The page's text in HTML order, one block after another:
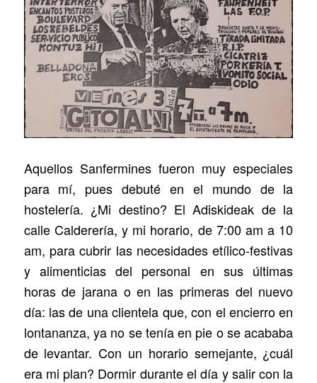
Aquellos Sanfermines fueron muy especiales
para mí, pues debuté en el mundo de la
hostelería. ¿Mi destino? El Adiskideak de la
calle Calderería, y mi horario, de 7:00 am a 10
am, para cubrir las necesidades etílico-festivas
y alimenticias del personal en sus últimas
horas de jarana o en las primeras del nuevo
día: las de una clientela que, con el encierro en
lontananza, ya no se tenía en pie o se acababa
de levantar. Con un horario semejante, ¿cuál
era mi plan? Dormir durante el día y salir con la